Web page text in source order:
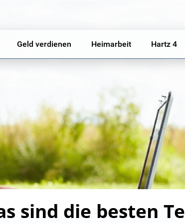
Geld verdienen Heimarbeit Hartz 4
sind die besten